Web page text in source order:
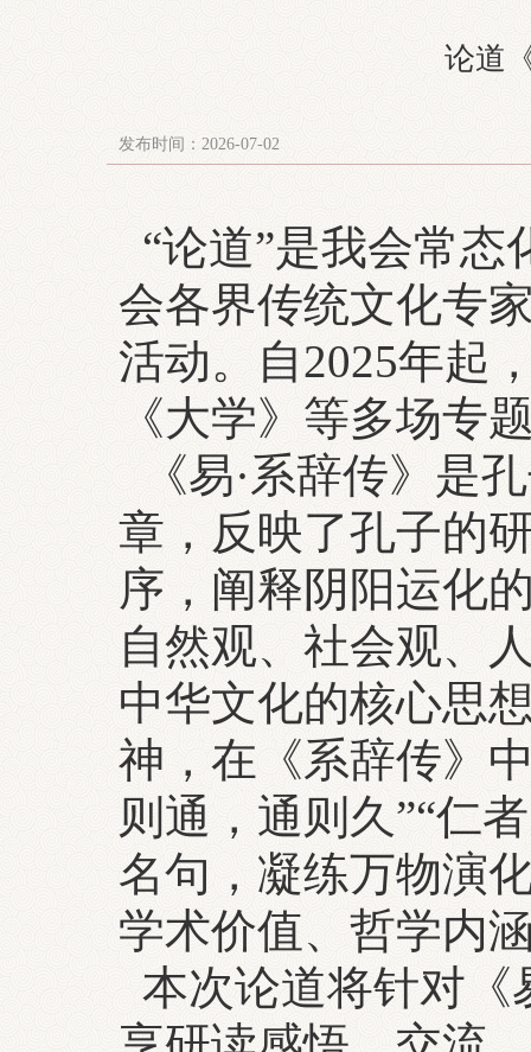
论道
发布时间：2026-07-02
“论道”是我会常
会各界传统文化专
活动。自2025年起
《大学》等多场专
《易·系辞传》是
章，反映了孔子的
序，阐释阴阳运化
自然观、社会观、
中华文化的核心思
神，在《系辞传》
则通，通则久”“仁
名句，凝练万物演
学术价值、哲学内
本次论道将针对《